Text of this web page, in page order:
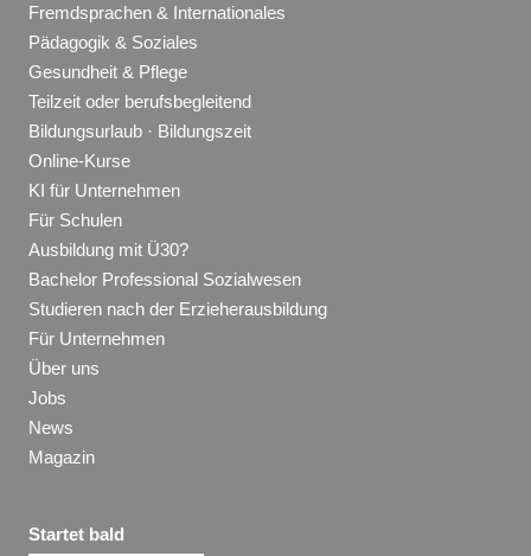
Fremdsprachen & Internationales
Pädagogik & Soziales
Gesundheit & Pflege
Teilzeit oder berufsbegleitend
Bildungsurlaub · Bildungszeit
Online-Kurse
KI für Unternehmen
Für Schulen
Ausbildung mit Ü30?
Bachelor Professional Sozialwesen
Studieren nach der Erzieherausbildung
Für Unternehmen
Über uns
Jobs
News
Magazin
Startet bald